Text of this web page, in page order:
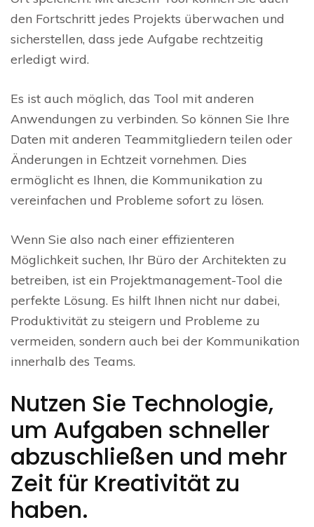
den Fortschritt jedes Projekts überwachen und
sicherstellen, dass jede Aufgabe rechtzeitig
erledigt wird.
Es ist auch möglich, das Tool mit anderen
Anwendungen zu verbinden. So können Sie Ihre
Daten mit anderen Teammitgliedern teilen oder
Änderungen in Echtzeit vornehmen. Dies
ermöglicht es Ihnen, die Kommunikation zu
vereinfachen und Probleme sofort zu lösen.
Wenn Sie also nach einer effizienteren
Möglichkeit suchen, Ihr Büro der Architekten zu
betreiben, ist ein Projektmanagement-Tool die
perfekte Lösung. Es hilft Ihnen nicht nur dabei,
Produktivität zu steigern und Probleme zu
vermeiden, sondern auch bei der Kommunikation
innerhalb des Teams.
Nutzen Sie Technologie,
um Aufgaben schneller
abzuschließen und mehr
Zeit für Kreativität zu
haben.